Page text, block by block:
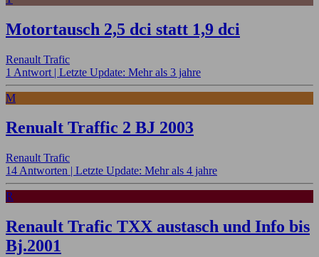
Motortausch 2,5 dci statt 1,9 dci
Renault Trafic
1 Antwort | Letzte Update: Mehr als 3 jahre
M
Renualt Traffic 2 BJ 2003
Renault Trafic
14 Antworten | Letzte Update: Mehr als 4 jahre
R
Renault Trafic TXX austasch und Info bis
Bj.2001